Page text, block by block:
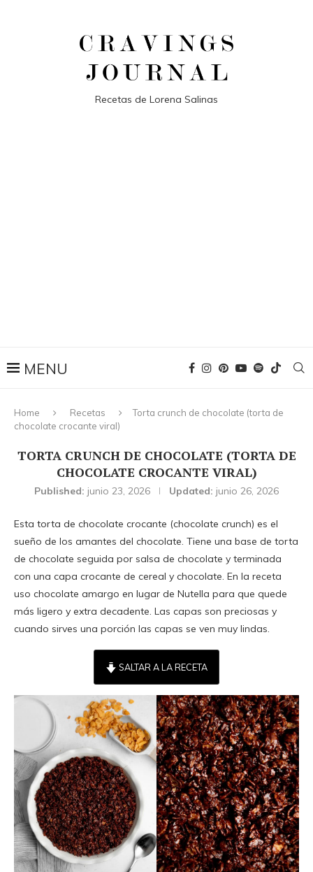
Recetas de Lorena Salinas
Home Recetas
Torta crunch de chocolate (torta de
chocolate crocante viral)
TORTA CRUNCH DE CHOCOLATE (TORTA DE
CHOCOLATE CROCANTE VIRAL)
Published: junio 23, 2026 Updated: junio 26, 2026
Esta torta de chocolate crocante (chocolate crunch) es el
sueño de los amantes del chocolate. Tiene una base de torta
de chocolate seguida por salsa de chocolate y terminada
con una capa crocante de cereal y chocolate. En la receta
uso chocolate amargo en lugar de Nutella para que quede
más ligero y extra decadente. Las capas son preciosas y
cuando sirves una porción las capas se ven muy lindas.
SALTAR A LA RECETA